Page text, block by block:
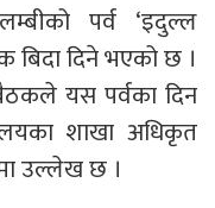
पर्व ‘इदुल्ल
बिदा दिने भएको छ ।
यस पर्वका दिन
शाखा अधिकृत
उल्लेख छ ।